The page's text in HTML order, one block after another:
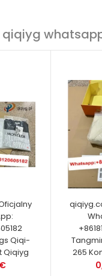
qiqiyg
Qiqi-
Qiqiyg
265